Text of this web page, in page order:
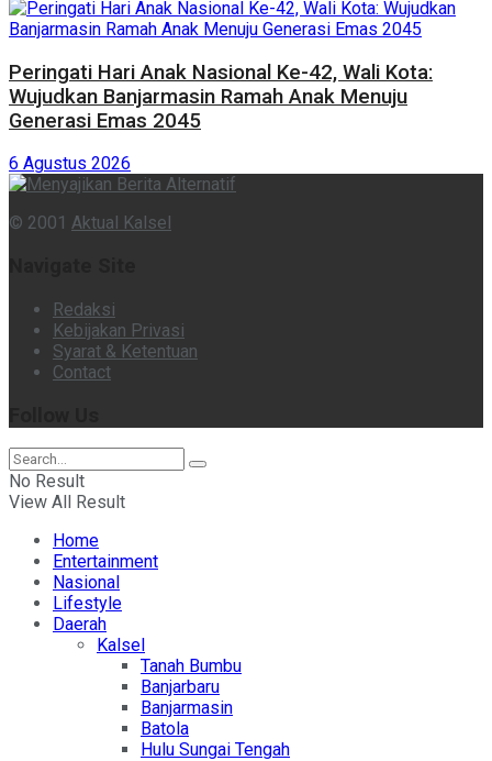
Peringati Hari Anak Nasional Ke-42, Wali Kota:
Wujudkan Banjarmasin Ramah Anak Menuju
Generasi Emas 2045
6 Agustus 2026
© 2001 Aktual Kalsel
Redaksi
Kebijakan Privasi
Syarat & Ketentuan
Contact
No Result
View All Result
Home
Entertainment
Nasional
Lifestyle
Daerah
Kalsel
Tanah Bumbu
Banjarbaru
Banjarmasin
Batola
Hulu Sungai Tengah